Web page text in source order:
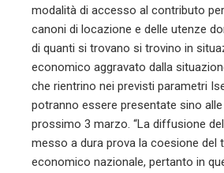
modalità di accesso al contributo
canoni di locazione e delle utenze
di quanti si trovano si trovino in
economico aggravato dalla
che rientrino nei previsti parametri
potranno essere presentate sino alle
prossimo 3 marzo. “La diffusione
messo a dura prova la coesione del
economico nazionale, pertanto in